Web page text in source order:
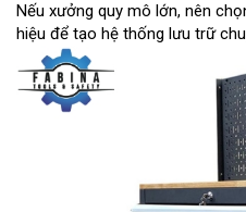
Nếu xưởng quy mô lớn, nên
hiệu để tạo hệ thống lưu trữ